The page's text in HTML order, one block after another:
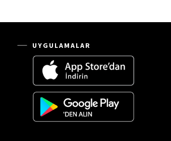
UYGULAMALAR